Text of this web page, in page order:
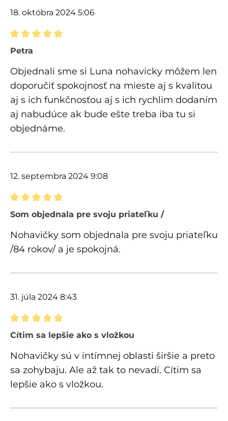
18. októbra 2024 5:06
Recenzia s hodnotením 5 z 5 hviezdičiek
Petra
Objednali sme si Luna nohavicky môžem len
doporučiť spokojnosť na mieste aj s kvalitou
aj s ich funkčnosťou aj s ich rychlim dodaním
aj nabudúce ak bude ešte treba iba tu si
objednáme.
12. septembra 2024 9:08
Recenzia s hodnotením 5 z 5 hviezdičiek
Som objednala pre svoju priateľku /
Nohavičky som objednala pre svoju priateľku
/84 rokov/ a je spokojná.
31. júla 2024 8:43
Recenzia s hodnotením 5 z 5 hviezdičiek
Cítim sa lepšie ako s vložkou
Nohavičky sú v intímnej oblasti širšie a preto
sa zohybaju. Ale až tak to nevadí. Cítim sa
lepšie ako s vložkou.